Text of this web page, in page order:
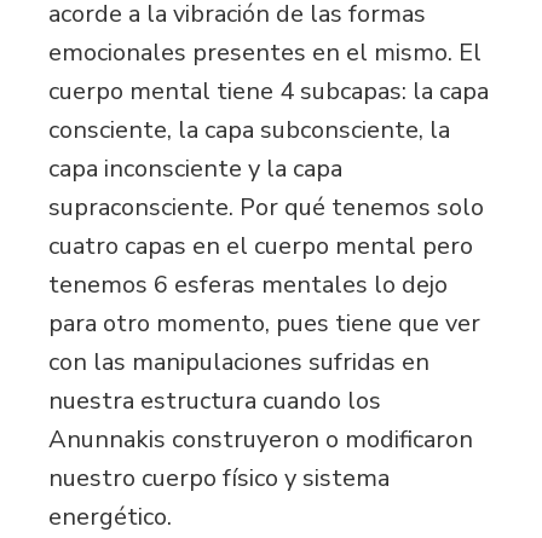
acorde a la vibración de las formas
emocionales presentes en el mismo. El
cuerpo mental tiene 4 subcapas: la capa
consciente, la capa subconsciente, la
capa inconsciente y la capa
supraconsciente. Por qué tenemos solo
cuatro capas en el cuerpo mental pero
tenemos 6 esferas mentales lo dejo
para otro momento, pues tiene que ver
con las manipulaciones sufridas en
nuestra estructura cuando los
Anunnakis construyeron o modificaron
nuestro cuerpo físico y sistema
energético.